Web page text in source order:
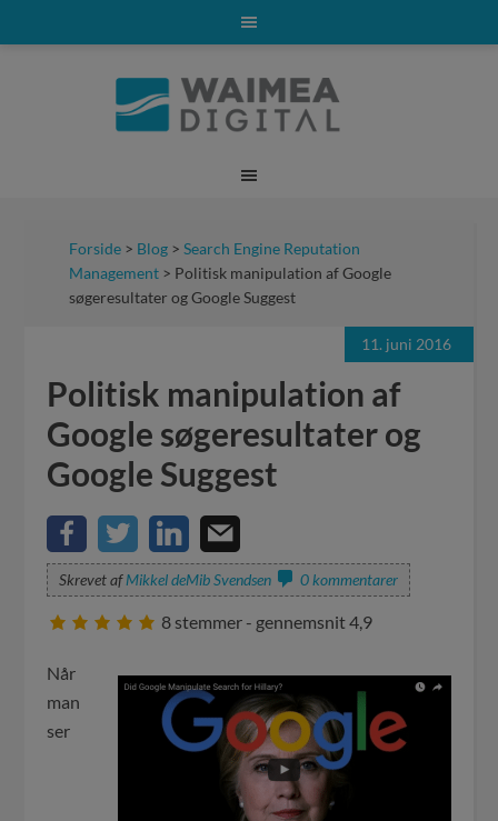
Forside > Blog >Search Engine Reputation
Management > Politisk manipulation af Google
søgeresultater og Google Suggest
11. juni 2016
Politisk manipulation af
Google søgeresultater og
Google Suggest
Skrevet afMikkel deMib Svendsen 0 kommentarer
8 stemmer - gennemsnit4,9
Når
man
ser